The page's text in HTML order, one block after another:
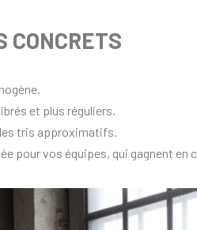
CONCRETS
et plus réguliers.
tris approximatifs.
pour vos équipes, qui gagnent